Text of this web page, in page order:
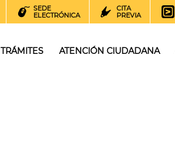
SEDE
ELECTRÓNICA
CITA
PREVIA
TRÁMITES ATENCIÓN CIUDADANA